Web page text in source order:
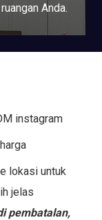
Anda.
instagram
lokasi untuk
jelas
pembatalan,